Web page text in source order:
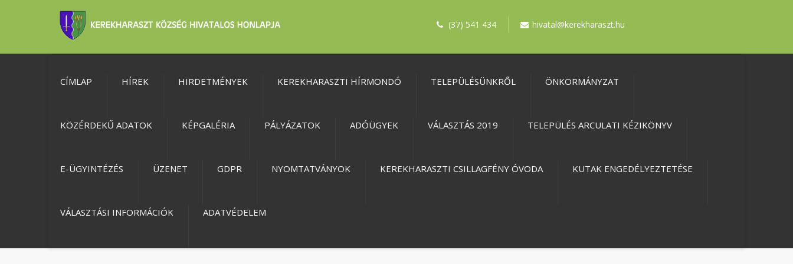
(37) 541 434 hivatal@kerekharaszt.hu
CÍMLAP HÍREK HIRDETMÉNYEK KEREKHARASZTI HÍRMONDÓ TELEPÜLÉSÜNKRŐL ÖNKORMÁNYZAT
KÖZÉRDEKŰ ADATOK KÉPGALÉRIA PÁLYÁZATOK ADÓÜGYEK VÁLASZTÁS 2019 TELEPÜLÉS ARCULATI KÉZIKÖNYV
E-ÜGYINTÉZÉS ÜZENET GDPR NYOMTATVÁNYOK KEREKHARASZTI CSILLAGFÉNY ÓVODA KUTAK ENGEDÉLYEZTETÉSE
VÁLASZTÁSI INFORMÁCIÓK ADATVÉDELEM